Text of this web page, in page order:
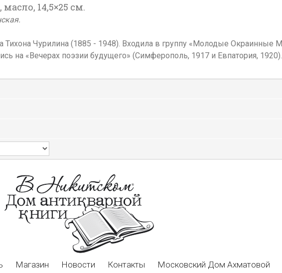
14,5×25 см.
Тихона Чурилина (1885 - 1948). Входила в группу «Молодые Окраинные
на «Вечерах поэзии будущего» (Симферополь, 1917 и Евпатория,
Магазин Новости Контакты Московский Дом Ахматовой